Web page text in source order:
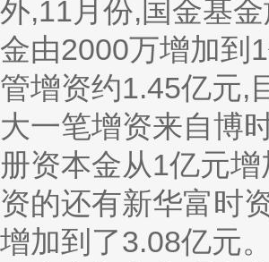
外,11月份,国金基
金由2000万增加到
管增资约1.45亿元,
大一笔增资来自博
册资本金从1亿元
资的还有新华富时
增加到了3.08亿元